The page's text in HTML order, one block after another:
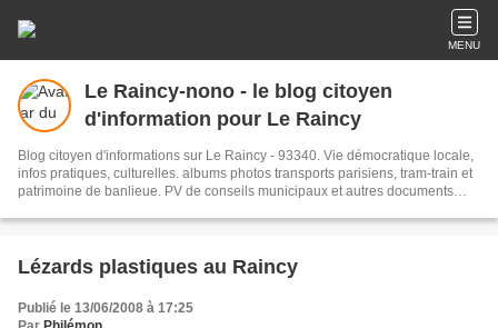
MENU
Le Raincy-nono - le blog citoyen
d'information pour Le Raincy
Blog citoyen d'informations sur Le Raincy - 93340. Vie démocratique locale,
infos pratiques, culturelles. albums photos transports parisiens, tram-train et
patrimoine de banlieue. PV de conseils municipaux et autres documents
Lézards plastiques au Raincy
Publié le 13/06/2008 à 17:25